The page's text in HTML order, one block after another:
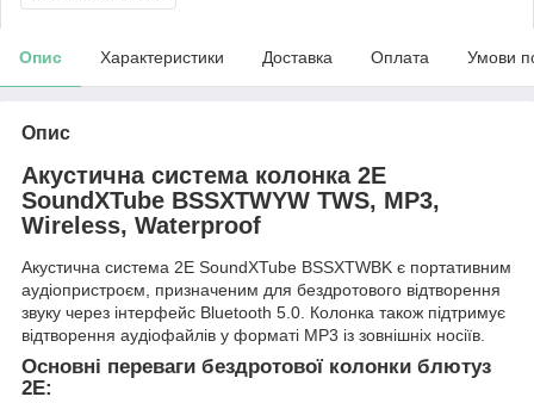
Опис Характеристики Доставка Оплата Умови
Опис
Акустична система колонка 2E
SoundXTube BSSXTWYW TWS, MP3,
Wireless, Waterproof
Акустична система 2E SoundXTube BSSXTWBK є портативним
аудіопристроєм, призначеним для бездротового відтворення
звуку через інтерфейс Bluetooth 5.0. Колонка також підтримує
відтворення аудіофайлів у форматі MP3 із зовнішніх носіїв.
Основні переваги бездротової колонки блютуз
2E: